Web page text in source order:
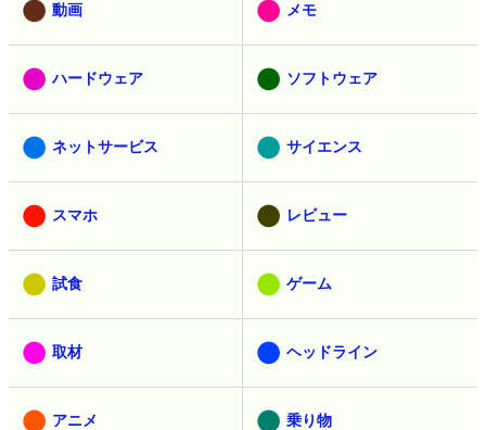
動画 メモ
ハードウェア ソフトウェア
ネットサービス サイエンス
スマホ レビュー
試食 ゲーム
取材 ヘッドライン
アニメ 乗り物